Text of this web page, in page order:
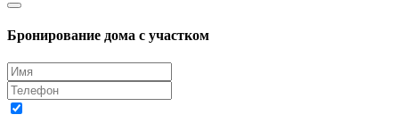
Бронирование дома с участком